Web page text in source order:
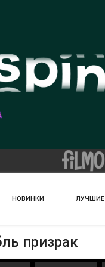
НОВИНКИ ЛУЧШИЕ
призрак